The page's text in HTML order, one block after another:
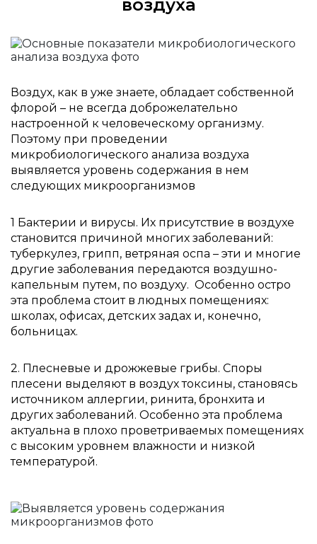
воздуха
Воздух, как в уже знаете, обладает собственной
флорой – не всегда доброжелательно
настроенной к человеческому организму.
Поэтому при проведении
микробиологического анализа воздуха
выявляется уровень содержания в нем
следующих микроорганизмов
1 Бактерии и вирусы. Их присутствие в воздухе
становится причиной многих заболеваний:
туберкулез, грипп, ветряная оспа – эти и многие
другие заболевания передаются воздушно-
капельным путем, по воздуху. Особенно остро
эта проблема стоит в людных помещениях:
школах, офисах, детских задах и, конечно,
больницах.
2. Плесневые и дрожжевые грибы. Споры
плесени выделяют в воздух токсины, становясь
источником аллергии, ринита, бронхита и
других заболеваний. Особенно эта проблема
актуальна в плохо проветриваемых помещениях
с высоким уровнем влажности и низкой
температурой.